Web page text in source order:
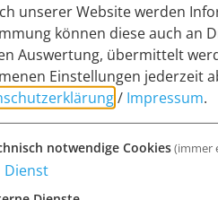
für
Monheim wurde von
2025 mit den
unserer Website werden
können diese auch an
Auswertung, übermittelt
Einstellungen jederzeit
/ Impressum.
notwendige Cookies(immer
Dienst